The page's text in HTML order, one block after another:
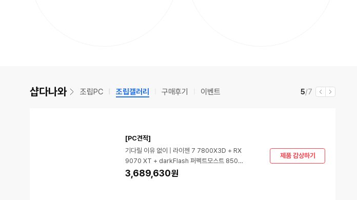
샵다나와 조립PC 조립갤러리 구매후기 이벤트
[PC견적]
기다릴 이유 없이 | 라이젠 7 7800X3D + RX
9070 XT + darkFlash 퍼펙트모스트 850W
80PLUS골드
3,689,630원
제품 감상하기
현
5전
/7
이 다